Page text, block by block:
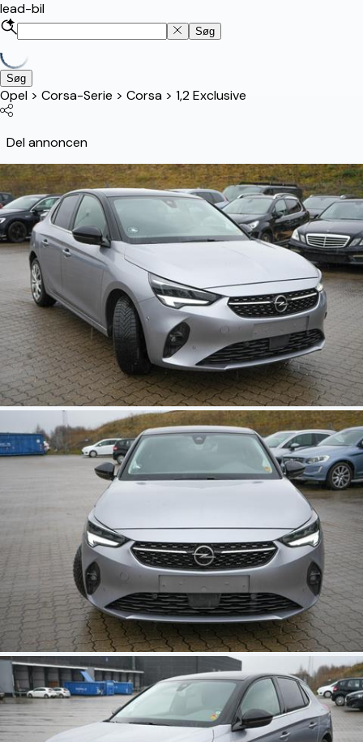
lead-bil
Søg
Søg
Opel > Corsa-Serie > Corsa > 1,2 Exclusive
Del annoncen